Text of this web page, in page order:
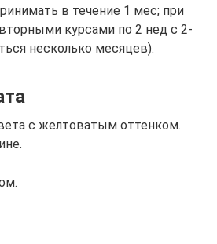
в течение 1 мес; при
курсами по 2 нед с 2-
несколько месяцев).
с желтоватым оттенком.